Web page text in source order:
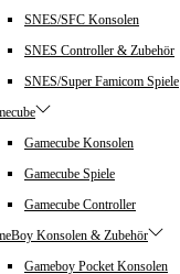
SNES/SFC Konsolen
SNES Controller & Zubehör
SNES/Super Famicom Spiele
Gamecube Konsolen
Gamecube Spiele
Gamecube Controller
Konsolen & Zubehör
Gameboy Pocket Konsolen